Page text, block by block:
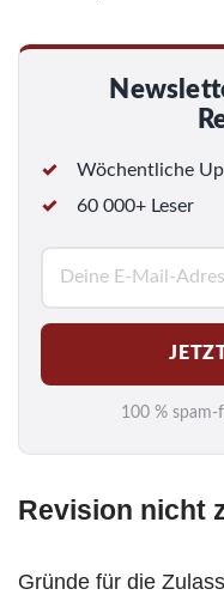
Wöchentliche
60 000+ Leser
100 % spam-
Revision nicht
Gründe für die